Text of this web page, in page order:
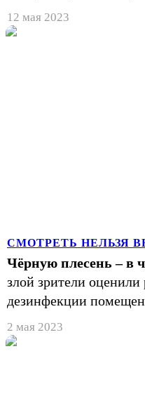
12 мая 2023
СМОТРЕТЬ НЕЛЬЗЯ
Чёрную плесень – в
злой зрители
дезинфекции
2 мая 2023